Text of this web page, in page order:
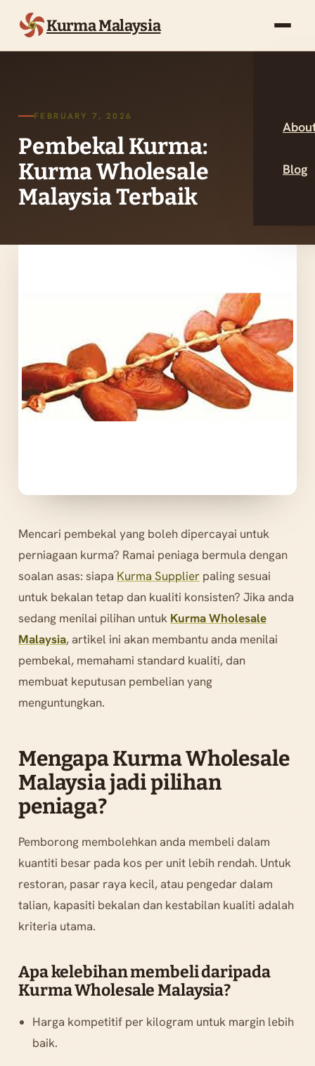
Kurma Malaysia
Blog
FEBRUARY 7, 2026
Pembekal Kurma:
Kurma Wholesale
Malaysia Terbaik
Mencari pembekal yang boleh dipercayai untuk
perniagaan kurma? Ramai peniaga bermula dengan
soalan asas: siapa Kurma Supplier paling sesuai
untuk bekalan tetap dan kualiti konsisten? Jika anda
sedang menilai pilihan untuk Kurma Wholesale
Malaysia, artikel ini akan membantu anda menilai
pembekal, memahami standard kualiti, dan
membuat keputusan pembelian yang
menguntungkan.
Mengapa Kurma Wholesale
Malaysia jadi pilihan
peniaga?
Pemborong membolehkan anda membeli dalam
kuantiti besar pada kos per unit lebih rendah. Untuk
restoran, pasar raya kecil, atau pengedar dalam
talian, kapasiti bekalan dan kestabilan kualiti adalah
kriteria utama.
Apa kelebihan membeli daripada
Kurma Wholesale Malaysia?
Harga kompetitif per kilogram untuk margin lebih
baik.